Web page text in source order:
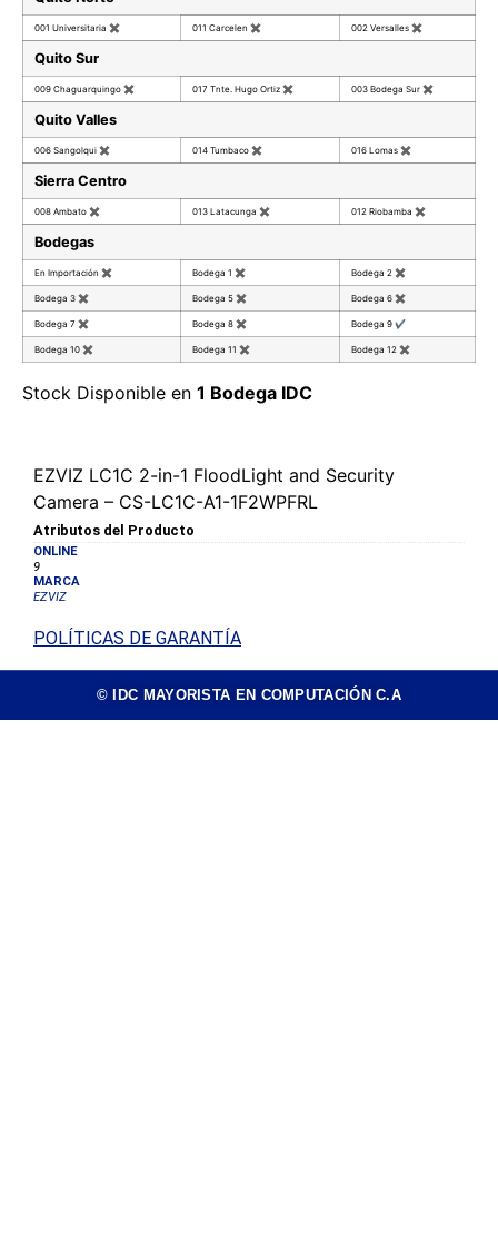
001 Universitaria ✖ 011 Carcelen ✖ 002 Versalles ✖
Quito Sur
009 Chaguarquingo ✖ 017 Tnte. Hugo Ortiz ✖ 003 Bodega Sur ✖
Quito Valles
006 Sangolqui ✖ 014 Tumbaco ✖ 016 Lomas ✖
Sierra Centro
008 Ambato ✖ 013 Latacunga ✖ 012 Riobamba ✖
Bodegas
En Importación ✖ Bodega 1 ✖ Bodega 2 ✖
Bodega 3 ✖ Bodega 5 ✖ Bodega 6 ✖
Bodega 7 ✖ Bodega 8 ✖ Bodega 9 ✔
Bodega 10 ✖ Bodega 11 ✖ Bodega 12 ✖
Stock Disponible en 1 Bodega IDC
EZVIZ LC1C 2-in-1 FloodLight and Security
Camera – CS-LC1C-A1-1F2WPFRL
Atributos del Producto
ONLINE
9
MARCA
EZVIZ
POLÍTICAS DE GARANTÍA
© IDC MAYORISTA EN COMPUTACIÓN C.A